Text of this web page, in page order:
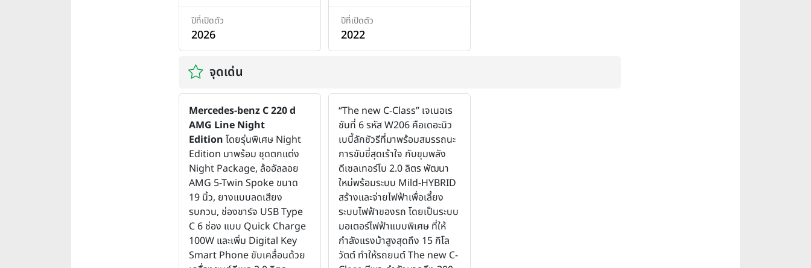
ปีที่เปิดตัว
2026
ปีที่เปิดตัว
2022
จุดเด่น
Mercedes-benz C 220 d
AMG Line Night
Edition โดยรุ่นพิเศษ Night
Edition มาพร้อม ชุดตกแต่ง
Night Package, ล้ออัลลอย
AMG 5-Twin Spoke ขนาด
19 นิ้ว, ยางแบบลดเสียง
รบกวน, ช่องชาร์จ USB Type
C 6 ช่อง แบบ Quick Charge
100W และเพิ่ม Digital Key
Smart Phone ขับเคลื่อนด้วย
“The new C-Class” เจเนอเร
ชันที่ 6 รหัส W206 คือเดอะนิว
เบบี้ลักชัวรีที่มาพร้อมสมรรถนะ
การขับขี่สุดเร้าใจ กับขุมพลัง
ดีเซลเทอร์โบ 2.0 ลิตร พัฒนา
ใหม่พร้อมระบบ Mild-HYBRID
สร้างและจ่ายไฟฟ้าเพื่อเลี้ยง
ระบบไฟฟ้าของรถ โดยเป็นระบบ
มอเตอร์ไฟฟ้าแบบพิเศษ ที่ให้
กำลังแรงม้าสูงสุดถึง 15 กิโล
วัตต์ ทำให้รถยนต์ The new C-